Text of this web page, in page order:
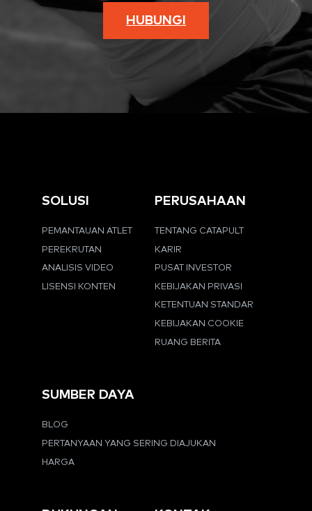
HUBUNGI
SOLUSI
PEMANTAUAN ATLET
PEREKRUTAN
ANALISIS VIDEO
LISENSI KONTEN
PERUSAHAAN
TENTANG CATAPULT
KARIR
PUSAT INVESTOR
KEBIJAKAN PRIVASI
KETENTUAN STANDAR
KEBIJAKAN COOKIE
RUANG BERITA
SUMBER DAYA
BLOG
PERTANYAAN YANG SERING DIAJUKAN
HARGA